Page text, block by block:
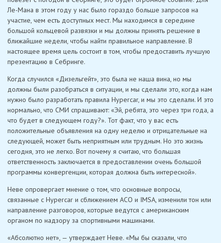
Ле-Мана в этом году у нас было гораздо больше запросов на
участие, чем есть доступных мест. Мы находимся в середине
большой кольцевой развязки и мы должны принять решение в
ближайшие недели, чтобы найти правильное направление. В
настоящее время цель состоит в том, чтобы предоставить лучшую
презентацию в Себринге.
Когда случился «Дизельгейт», это была не наша вина, но мы
должны были разобраться в ситуации, и мы сделали это, когда нам
нужно было разработать правила Hypercar, и мы это сделали. И это
нормально, что СМИ спрашивают: «Эй, ребята, это через три года, а
что будет в следующем году?». Тот факт, что у вас есть
положительные объявления на одну неделю и отрицательные на
следующей, может быть неприятным или трудным. Но это жизнь
сегодня, это не легко. Вот почему я считаю, что большая
ответственность заключается в предоставлении очень большой
программы конвергенции, которая должна быть интересной».
Неве опровергает мнение о том, что основные вопросы,
связанные с Hypercar и сближением ACO и IMSA, изменили тон или
направление разговоров, которые ведутся с американским
органом по надзору за спортивными машинами.
«Абсолютно нет», — утверждает Неве. «Мы бы сказали, что